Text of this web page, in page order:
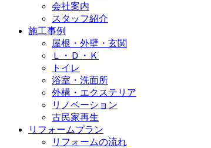
会社案内
スタッフ紹介
施工事例
屋根・外壁・玄関
Ｌ・Ｄ・Ｋ
トイレ
浴室・洗⾯所
外構・エクステリア
リノベーション
古民家再生
リフォームプラン
リフォームの流れ